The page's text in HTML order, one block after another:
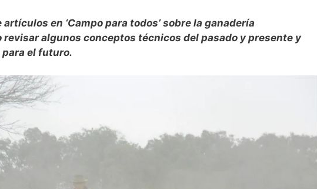
en ‘Campo para todos’ sobre la ganadería
revisar algunos conceptos técnicos del pasado y presente y
el futuro.